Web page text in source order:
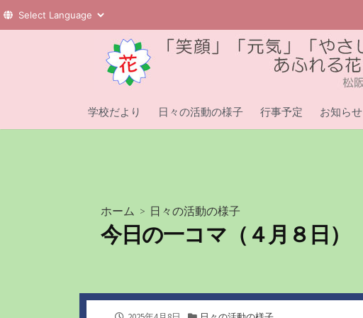
へ
学校だより 日々の活動の様子 行事予定 お知らせ
ホーム > 日々の活動の様子
今日の一コマ（４月８日）
公
カ